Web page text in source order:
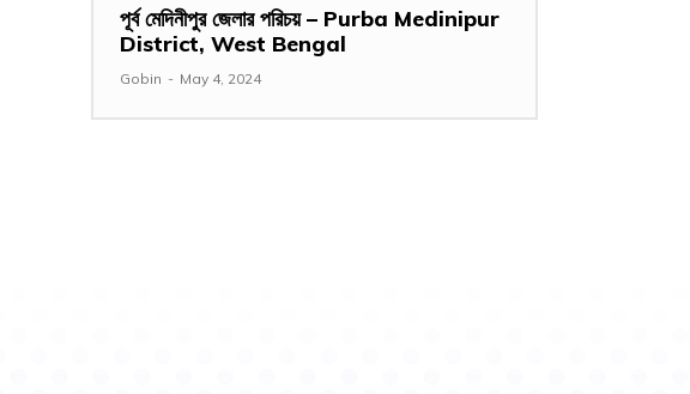
পূর্ব মেদিনীপুর জেলার পরিচয় – Purba Medinipur
District, West Bengal
Gobin - May 4, 2024